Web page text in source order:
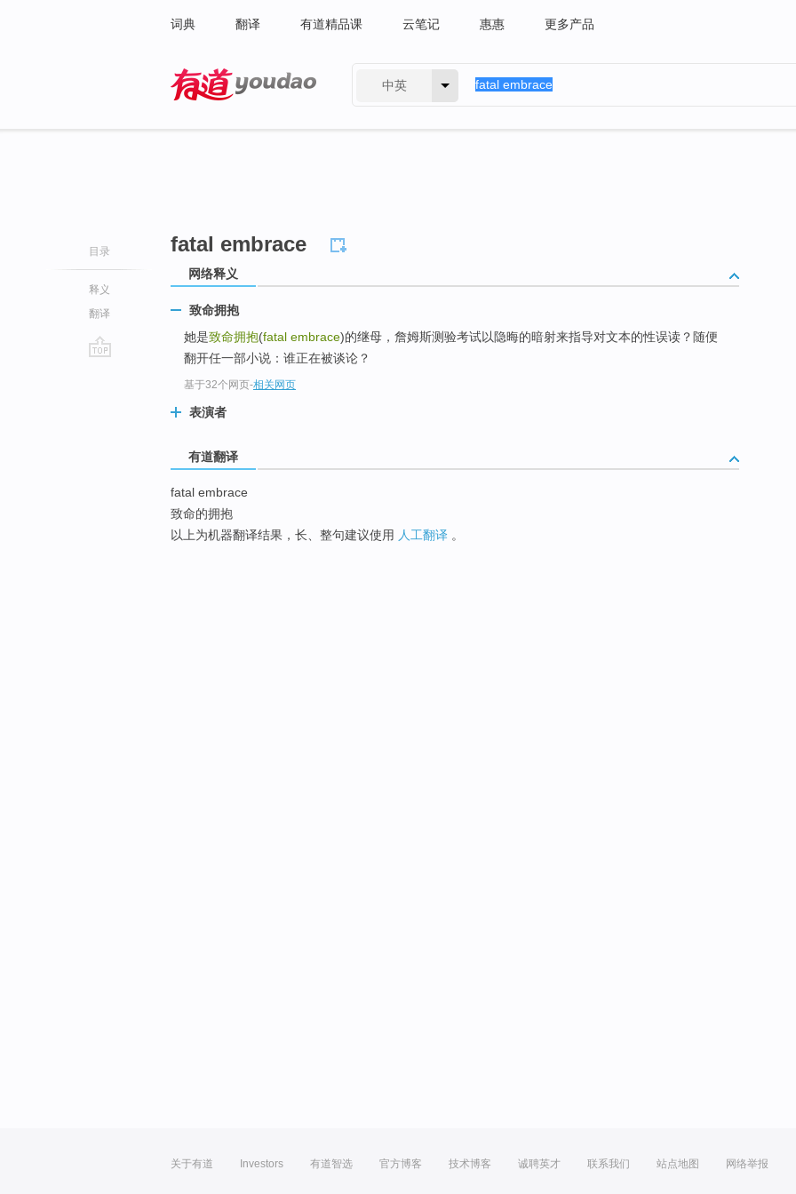
词典 翻译 有道精品课 云笔记 惠惠 更多产品
中英
目录
释义
翻译
fatal embrace
网络释义
致命拥抱
她是致命拥抱(fatal embrace)的继母，詹姆斯测验考试以隐晦的暗射来指导对文本的性误读？随便
翻开任一部小说：谁正在被谈论？
基于32个网页-相关网页
表演者
有道翻译
fatal embrace
致命的拥抱
以上为机器翻译结果，长、整句建议使用 人工翻译 。
关于有道 Investors 有道智选 官方博客 技术博客 诚聘英才 联系我们 站点地图 网络举报